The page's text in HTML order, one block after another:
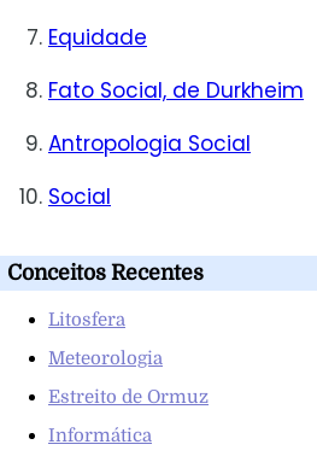
Equidade
Fato Social, de Durkheim
Antropologia Social
Social
Conceitos Recentes
Litosfera
Meteorologia
Estreito de Ormuz
Informática